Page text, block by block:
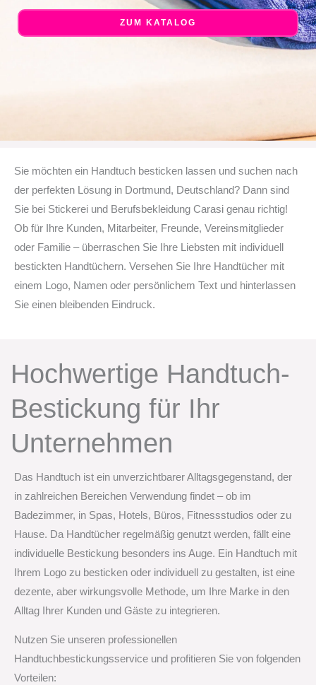
ZUM KATALOG
Sie möchten ein Handtuch besticken lassen und suchen nach
der perfekten Lösung in Dortmund, Deutschland? Dann sind
Sie bei Stickerei und Berufsbekleidung Carasi genau richtig!
Ob für Ihre Kunden, Mitarbeiter, Freunde, Vereinsmitglieder
oder Familie – überraschen Sie Ihre Liebsten mit individuell
bestickten Handtüchern. Versehen Sie Ihre Handtücher mit
einem Logo, Namen oder persönlichem Text und hinterlassen
Sie einen bleibenden Eindruck.
Hochwertige Handtuch-
Bestickung für Ihr
Unternehmen​
Das Handtuch ist ein unverzichtbarer Alltagsgegenstand, der
in zahlreichen Bereichen Verwendung findet – ob im
Badezimmer, in Spas, Hotels, Büros, Fitnessstudios oder zu
Hause. Da Handtücher regelmäßig genutzt werden, fällt eine
individuelle Bestickung besonders ins Auge. Ein Handtuch mit
Ihrem Logo zu besticken oder individuell zu gestalten, ist eine
dezente, aber wirkungsvolle Methode, um Ihre Marke in den
Alltag Ihrer Kunden und Gäste zu integrieren.
Nutzen Sie unseren professionellen
Handtuchbestickungsservice und profitieren Sie von folgenden
Vorteilen: